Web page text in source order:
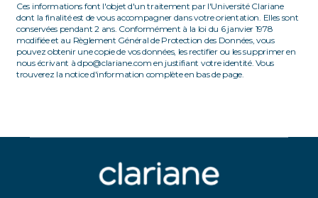
Ces informations font l'objet d'un traitement par l'Université Clariane
dont la finalité est de vous accompagner dans votre orientation. Elles sont
conservées pendant 2 ans. Conformément à la loi du 6 janvier 1978
modifiée et au Règlement Général de Protection des Données, vous
pouvez obtenir une copie de vos données, les rectifier ou les supprimer en
nous écrivant à dpo@clariane.com en justifiant votre identité. Vous
trouverez la notice d'information complète en bas de page.